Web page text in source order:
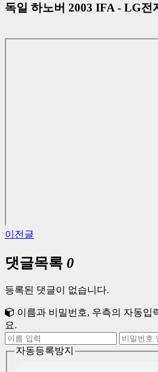
독일 하노버 2003 IFA - LG전
이전글
댓글목록 0
등록된 댓글이 없습니다.
이름과 비밀번호, 우측의 자동입
요.
자동등록방지